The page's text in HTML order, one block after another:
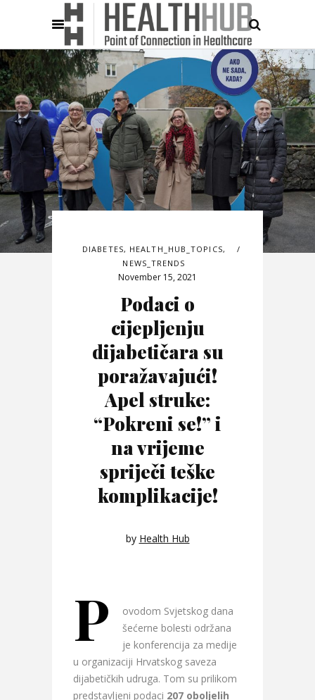
DIABETES, HEALTH_HUB_TOPICS,
NEWS_TRENDS
November 15, 2021
Podaci o
cijepljenju
dijabetičara su
poražavajući!
Apel struke:
“Pokreni se!” i
na vrijeme
spriječi teške
komplikacije!
by Health Hub
P
ovodom Svjetskog dana
šećerne bolesti održana
je konferencija za medije
u organizaciji Hrvatskog saveza
dijabetičkih udruga. Tom su prilikom
predstavljeni podaci 207 oboljelih